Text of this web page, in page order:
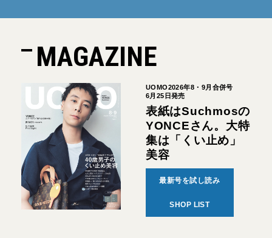
MAGAZINE
UOMO2026年8・9月合併号
6月25日発売
表紙はSuchmosの
YONCEさん。大特
集は「くい止め」
美容
最新号を試し読み
SHOP LIST